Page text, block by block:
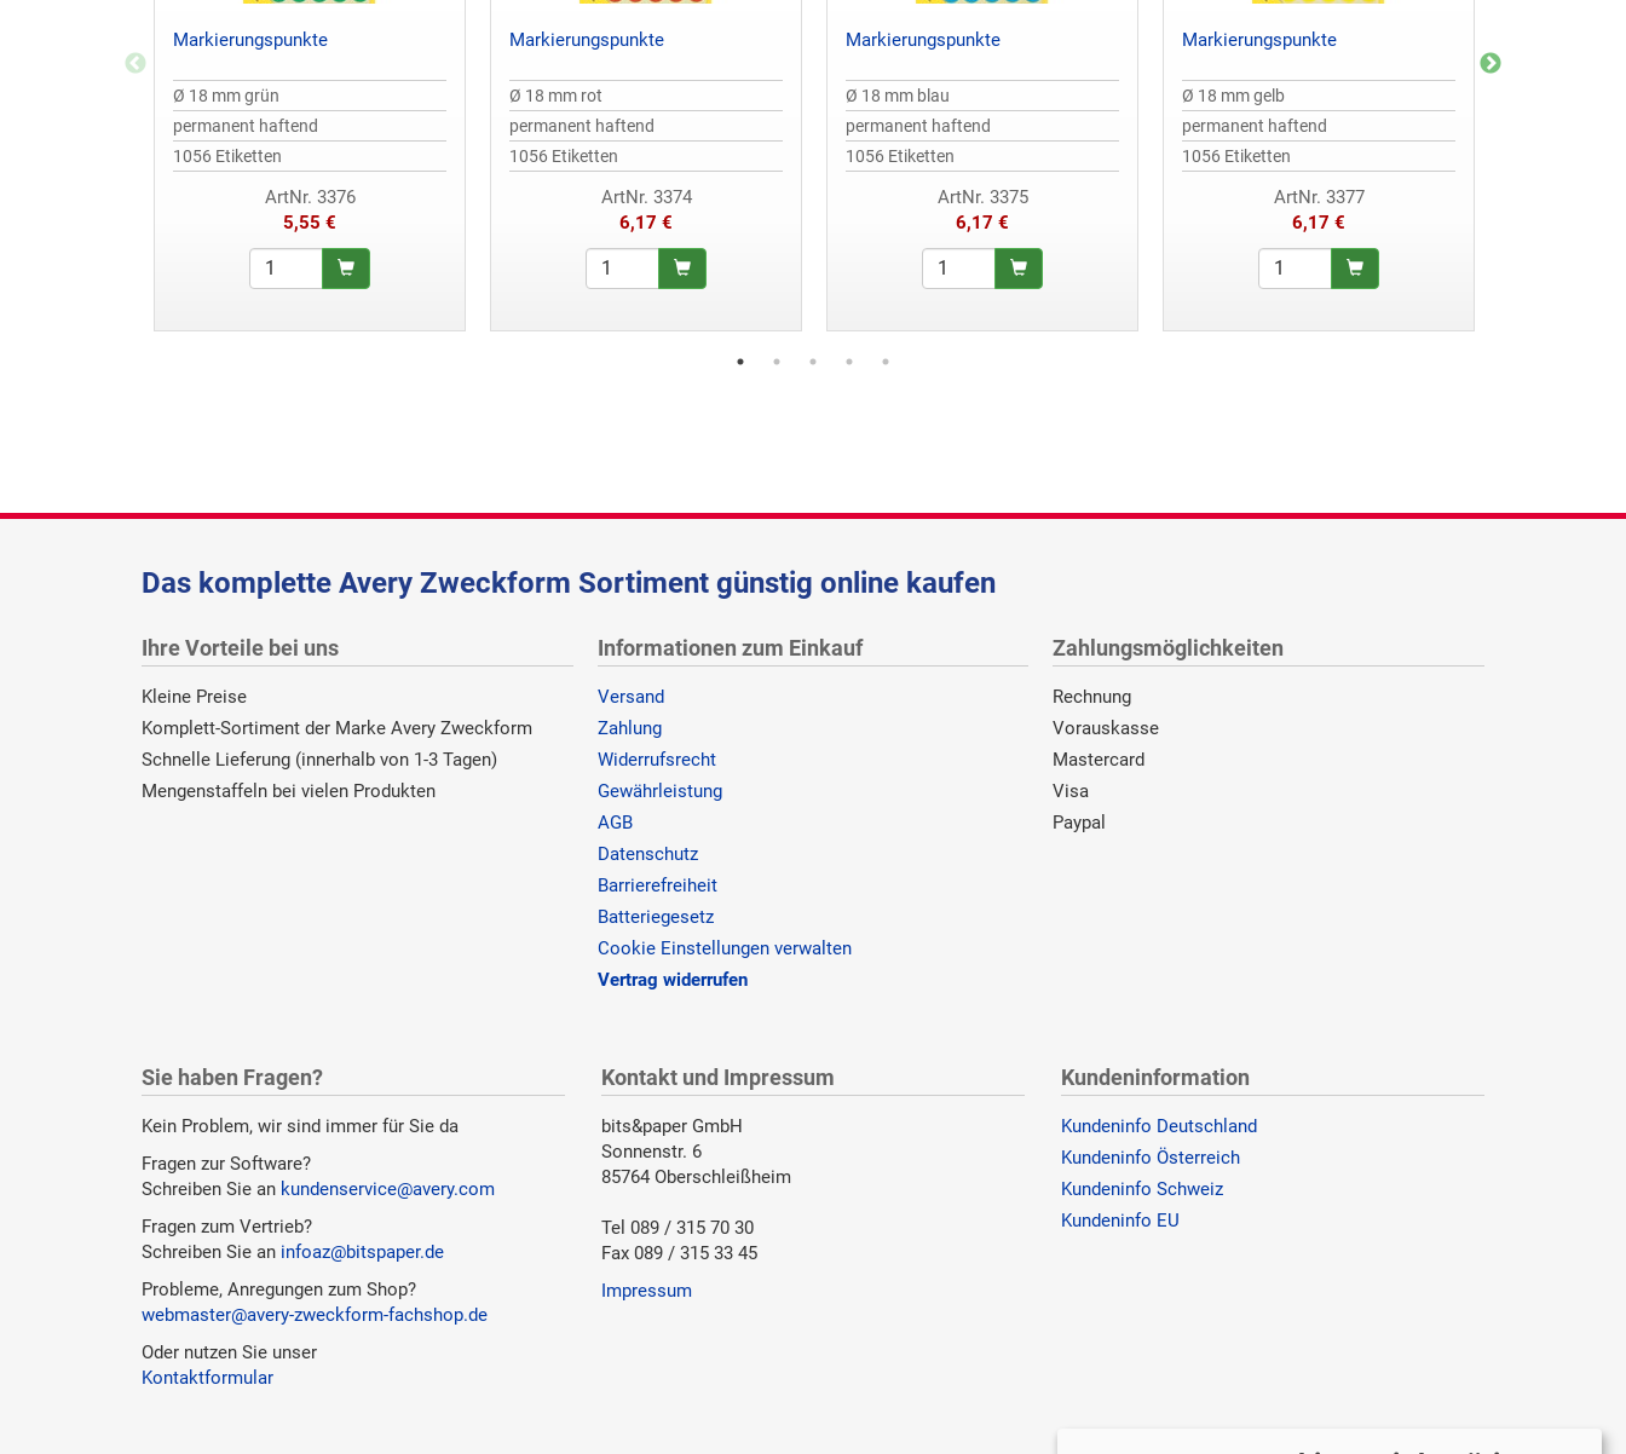
Markierungspunkte
Ø 18 mm grün
permanent haftend
1056 Etiketten
ArtNr. 3376
5,55 €
Markierungspunkte
Ø 18 mm rot
permanent haftend
1056 Etiketten
ArtNr. 3374
6,17 €
Markierungspunkte
Ø 18 mm blau
permanent haftend
1056 Etiketten
ArtNr. 3375
6,17 €
Markierungspunkte
Ø 18 mm gelb
permanent haftend
1056 Etiketten
ArtNr. 3377
6,17 €
Das komplette Avery Zweckform Sortiment günstig online kaufen
Ihre Vorteile bei uns
Kleine Preise
Komplett-Sortiment der Marke Avery Zweckform
Schnelle Lieferung (innerhalb von 1-3 Tagen)
Mengenstaffeln bei vielen Produkten
Informationen zum Einkauf
Versand
Zahlung
Widerrufsrecht
Gewährleistung
AGB
Datenschutz
Barrierefreiheit
Batteriegesetz
Cookie Einstellungen verwalten
Vertrag widerrufen
Zahlungsmöglichkeiten
Rechnung
Vorauskasse
Mastercard
Visa
Paypal
Sie haben Fragen?
Kein Problem, wir sind immer für Sie da
Fragen zur Software?
Schreiben Sie an kundenservice@avery.com
Fragen zum Vertrieb?
Schreiben Sie an infoaz@bitspaper.de
Probleme, Anregungen zum Shop?
webmaster@avery-zweckform-fachshop.de
Oder nutzen Sie unser
Kontaktformular
Kontakt und Impressum
bits&paper GmbH
Sonnenstr. 6
85764 Oberschleißheim
Tel 089 / 315 70 30
Fax 089 / 315 33 45
Impressum
Kundeninformation
Kundeninfo Deutschland
Kundeninfo Österreich
Kundeninfo Schweiz
Kundeninfo EU